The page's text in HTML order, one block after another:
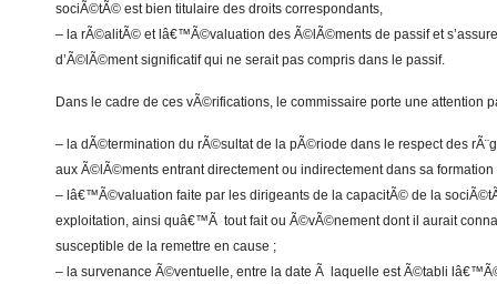
sociÃ©tÃ© est bien titulaire des droits correspondants,
– la rÃ©alitÃ© et lâ€™Ã©valuation des Ã©lÃ©ments de passif et s’assure
d’Ã©lÃ©ment significatif qui ne serait pas compris dans le passif.
Dans le cadre de ces vÃ©rifications, le commissaire porte une attention
– la dÃ©termination du rÃ©sultat de la pÃ©riode dans le respect des
aux Ã©lÃ©ments entrant directement ou indirectement dans sa formation
– lâ€™Ã©valuation faite par les dirigeants de la capacitÃ© de la
exploitation, ainsi quâ€™Ã tout fait ou Ã©vÃ©nement dont il aurait
susceptible de la remettre en cause ;
– la survenance Ã©ventuelle, entre la date Ã laquelle est Ã©tabli